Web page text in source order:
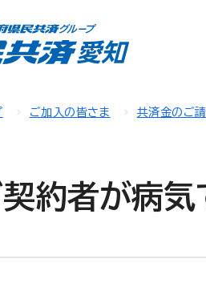
ご加入の皆さま 共済金のご
約者が病気